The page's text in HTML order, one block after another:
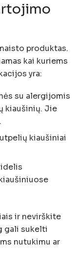
produktas.
kai kuriems
yra:
su alergijomis
kiaušinių. Jie
kiaušiniai
ir nevirškite
gali sukelti
nutukimu ar